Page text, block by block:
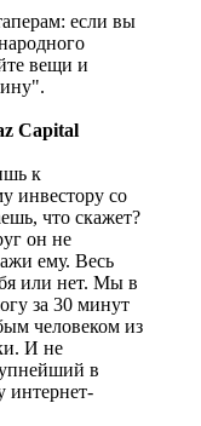
если вы
вещи и
Capital
к
инвестору со
что скажет?
он не
ему. Весь
или нет. Мы в
за 30 минут
человеком из
И не
в
интернет-